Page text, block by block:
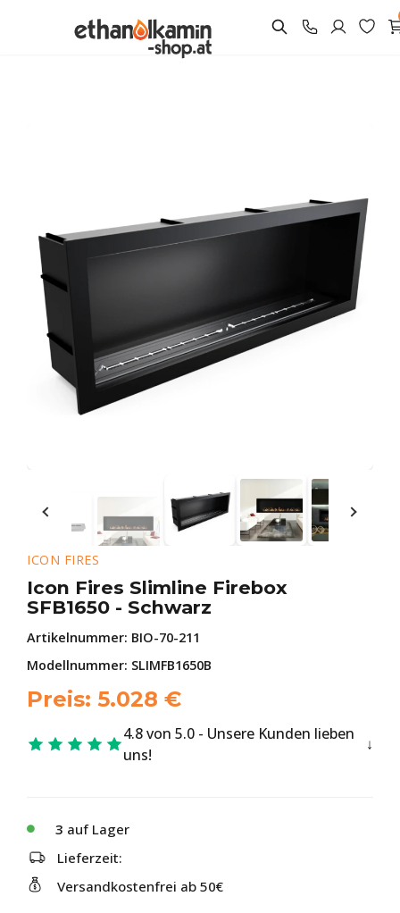
ICON FIRES
Icon Fires Slimline Firebox
SFB1650 - Schwarz
Artikelnummer: BIO-70-211
Modellnummer: SLIMFB1650B
Preis: 5.028 €
4.8 von 5.0 - Unsere Kunden lieben
uns!
3 auf Lager
Lieferzeit:
Versandkostenfrei ab 50€